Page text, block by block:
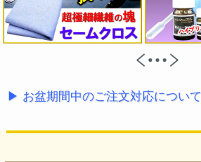
▶ お盆期間中のご注文対応について